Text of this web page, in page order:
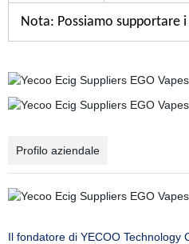
Nota: Possiamo supportare
Profilo aziendale
Il fondatore di YECOO